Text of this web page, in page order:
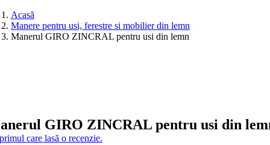
Acasă
Manere pentru usi, ferestre si mobilier din lemn
Manerul GIRO ZINCRAL pentru usi din lemn
GIRO ZINCRAL pentru usi din
care lasă o recenzie.